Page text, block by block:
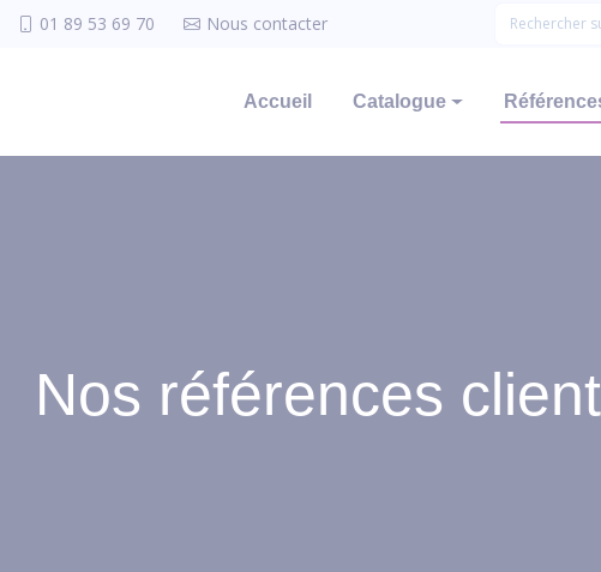
01 89 53 69 70 Nous contacter
Accueil Catalogue
Nos références